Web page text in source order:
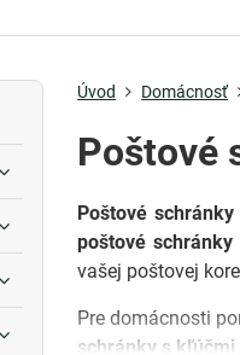
Úvod Domácnosť
Poštové
Poštové schránky
poštové
vašej poštovej
Pre domácnosti
schránky s kľúčmi